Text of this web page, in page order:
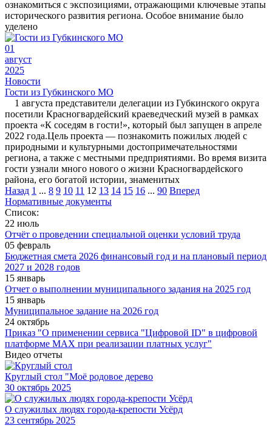
ознакомиться с экспозициями, отражающими ключевые этапы
исторического развития региона. Особое внимание было
уделено
01
август
2025
Новости
Гости из Губкинского МО
1 августа представители делегации из Губкинского округа
посетили Красногвардейский краеведческий музей в рамках
проекта «К соседям в гости!», который был запущен в апреле
2022 года.Цель проекта — познакомить пожилых людей с
природными и культурными достопримечательностями
региона, а также с местными предприятиями. Во время визита
гости узнали много нового о жизни Красногвардейского
района, его богатой истории, знаменитых
Назад 1 ... 8 9 10 11 12 13 14 15 16 ... 90 Вперед
Нормативные документы
Список:
22 июль
Отчёт о проведении специальной оценки условий труда
05 февраль
Бюджетная смета 2026 финансовый год и на плановый период
2027 и 2028 годов
15 январь
Отчет о выполнении муниципального задания на 2025 год
15 январь
Муниципальное задание на 2026 год
24 октябрь
Приказ "О применении сервиса "Цифровой ID" в цифровой
платформе МАХ при реализации платных услуг"
Видео отчеты
Круглый стол "Моё родовое дерево
30 октябрь 2025
О служилых людях города-крепости Усёрд
23 сентябрь 2025